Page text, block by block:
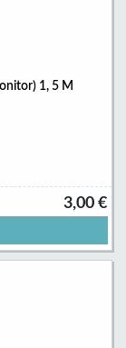
1, 5 M
3,00 €